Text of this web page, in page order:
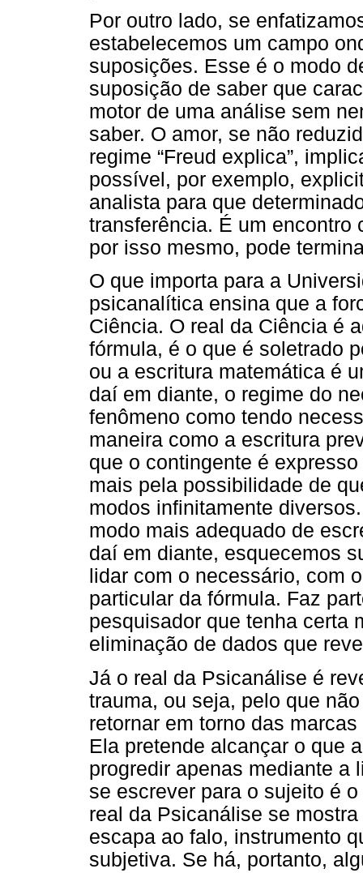
Por outro lado, se
estabelecemos um campo
suposições. Esse é o modo
suposição de saber que
motor de uma análise sem
saber. O amor, se não
regime “Freud explica”,
possível, por exemplo,
analista para que
transferência. É um encontro
por isso mesmo, pode
O que importa para a
psicanalítica ensina que a
Ciência. O real da Ciência é
fórmula, é o que é soletrado
ou a escritura matemática é
daí em diante, o regime do
fenômeno como tendo
maneira como a escritura
que o contingente é
mais pela possibilidade de
modos infinitamente
modo mais adequado de
daí em diante, esquecemos
lidar com o necessário, com
particular da fórmula. Faz
pesquisador que tenha certa
eliminação de dados que
Já o real da Psicanálise é
trauma, ou seja, pelo que
retornar em torno das
Ela pretende alcançar o que
progredir apenas mediante a
se escrever para o sujeito é
real da Psicanálise se
escapa ao falo, instrumento
subjetiva. Se há, portanto,